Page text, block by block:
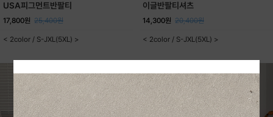
USA피그먼트반팔티
17,800원 25,400원
< 2color / S-JXL(5XL) >
이글반팔티셔츠
14,300원 20,400원
< 2color / S-JXL(5XL) >